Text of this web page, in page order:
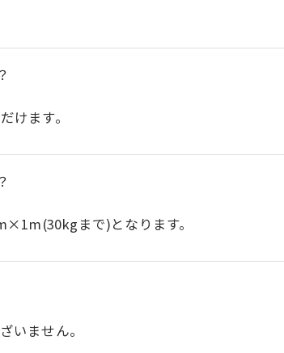
けます。
まで)となります。
いません。